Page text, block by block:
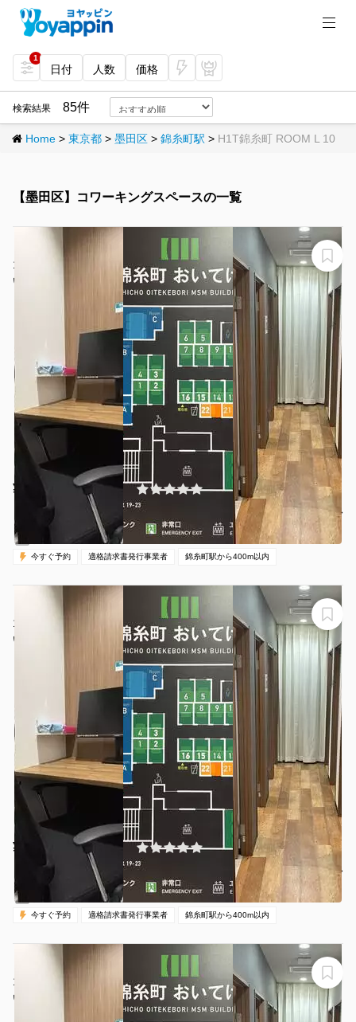
1
日付 人数 価格
今
すぐ
予約
レミ
アム
検索結果 85件
Home > 東京都 > 墨田区 > 錦糸町駅 > H1T錦糸町 ROOM L 10
【墨田区】コワーキングスペースの一覧
【錦糸町駅から徒歩1分】モニター・フリードリンク付き
1名完全個室（ブース15）※予約時間前は入室不可
いいオフィス錦糸町
¥110 〜 ¥500 /時間
(0件)
錦糸町駅 徒歩3分
東京都墨田区江東橋3-8-11
30分〜
営業時間：
00:00-24:00（全日）
今すぐ予約 適格請求書発行事業者 錦糸町駅から400m以内
【錦糸町駅から徒歩1分】モニター・フリードリンク付き
1名完全個室（ブース16）※予約時間前は入室不可
いいオフィス錦糸町
¥110 〜 ¥500 /時間
(0件)
錦糸町駅 徒歩3分
東京都墨田区江東橋3-8-11
30分〜
営業時間：
00:00-24:00（全日）
今すぐ予約 適格請求書発行事業者 錦糸町駅から400m以内
【錦糸町駅から徒歩1分】モニター・フリードリンク付き
1名完全個室（ブース3）※予約時間前は入室不可
いいオフィス錦糸町